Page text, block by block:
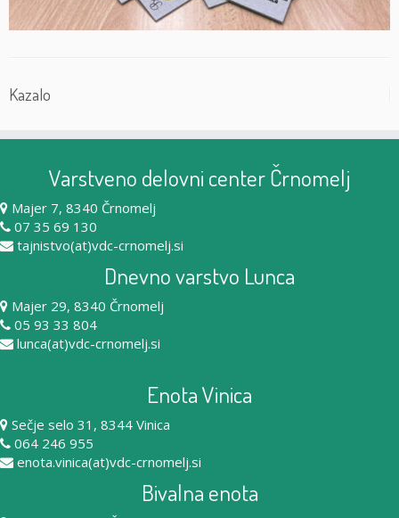
Kazalo
Varstveno delovni center Črnomelj
Majer 7, 8340 Črnomelj
07 35 69 130
tajnistvo(at)vdc-crnomelj.si
Dnevno varstvo Lunca
Majer 29, 8340 Črnomelj
05 93 33 804
lunca(at)vdc-crnomelj.si
Enota Vinica
Sečje selo 31, 8344 Vinica
064 246 955
enota.vinica(at)vdc-crnomelj.si
Bivalna enota